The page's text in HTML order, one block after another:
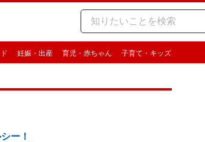
妊娠・出産 育児・赤ちゃん 子育て・キッズ
ー！